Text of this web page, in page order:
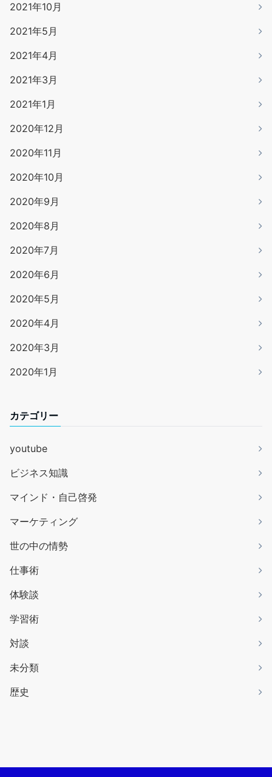
2021年10月
2021年5月
2021年4月
2021年3月
2021年1月
2020年12月
2020年11月
2020年10月
2020年9月
2020年8月
2020年7月
2020年6月
2020年5月
2020年4月
2020年3月
2020年1月
カテゴリー
youtube
ビジネス知識
マインド・自己啓発
マーケティング
世の中の情勢
仕事術
体験談
学習術
対談
未分類
歴史